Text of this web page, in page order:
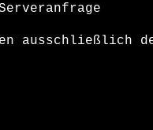
ausschließlich